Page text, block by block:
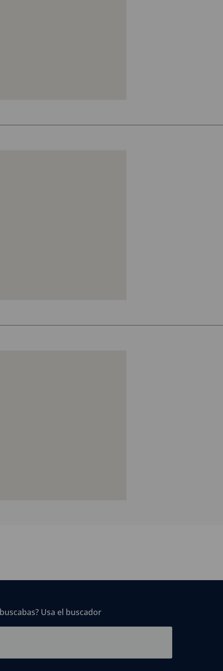
Usa el buscador